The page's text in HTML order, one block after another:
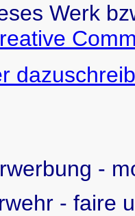
Werk
-
- faire